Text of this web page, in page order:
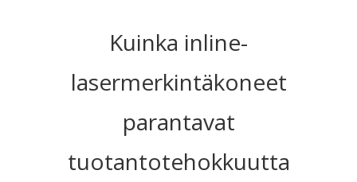
Kuinka inline-
lasermerkintäkoneet
parantavat
tuotantotehokkuutta